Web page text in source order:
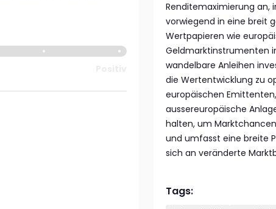
Renditemaximierung an,
vorwiegend in eine breit
Wertpapieren wie
Geldmarktinstrumenten
wandelbare Anleihen
die Wertentwicklung zu
europäischen
aussereuropäische
halten, um
und umfasst eine breite
sich an veränderte
Tags: